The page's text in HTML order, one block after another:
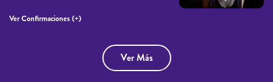
Ver Confirmaciones (+)
Ver Más